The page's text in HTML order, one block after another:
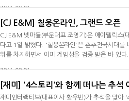
2011-09-01
[CJ E&M] 칠웅온라인, 그랜드 오픈
CJ E&M 넷마블(부문대표 조영기)은 에이펠릭스(
다고 1일 밝혔다. '칠웅온라인'은 춘추전국시대
위를 차지하면서 이미 게임성을 검증 받은 바 있
2011-09-01
[재미] '4스토리'와 함께 떠나는 추석
재미인터랙티브(대표이사 황우빈)가 추석을 맞